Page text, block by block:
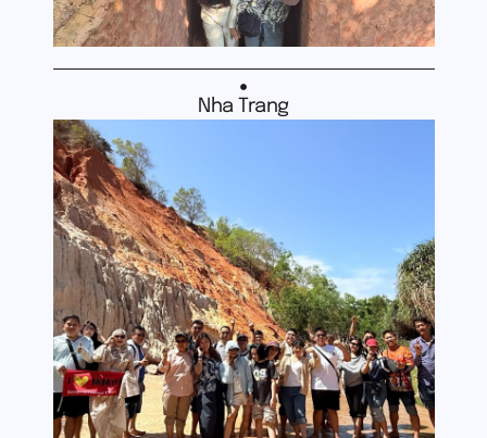
Nha Trang